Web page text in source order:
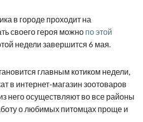
в городе проходит на
своего героя можно по этой
недели завершится 6 мая.
главным котиком недели,
в интернет-магазин зоотоваров
него осуществляют во все районы
о любимых питомцах проще и